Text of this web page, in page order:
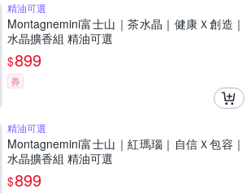
精油可選
Montagnemini富士山｜茶水晶｜健康Ｘ創造｜
水晶擴香組 精油可選
$899
券
精油可選
Montagnemini富士山｜紅瑪瑙｜自信Ｘ包容｜
水晶擴香組 精油可選
$899